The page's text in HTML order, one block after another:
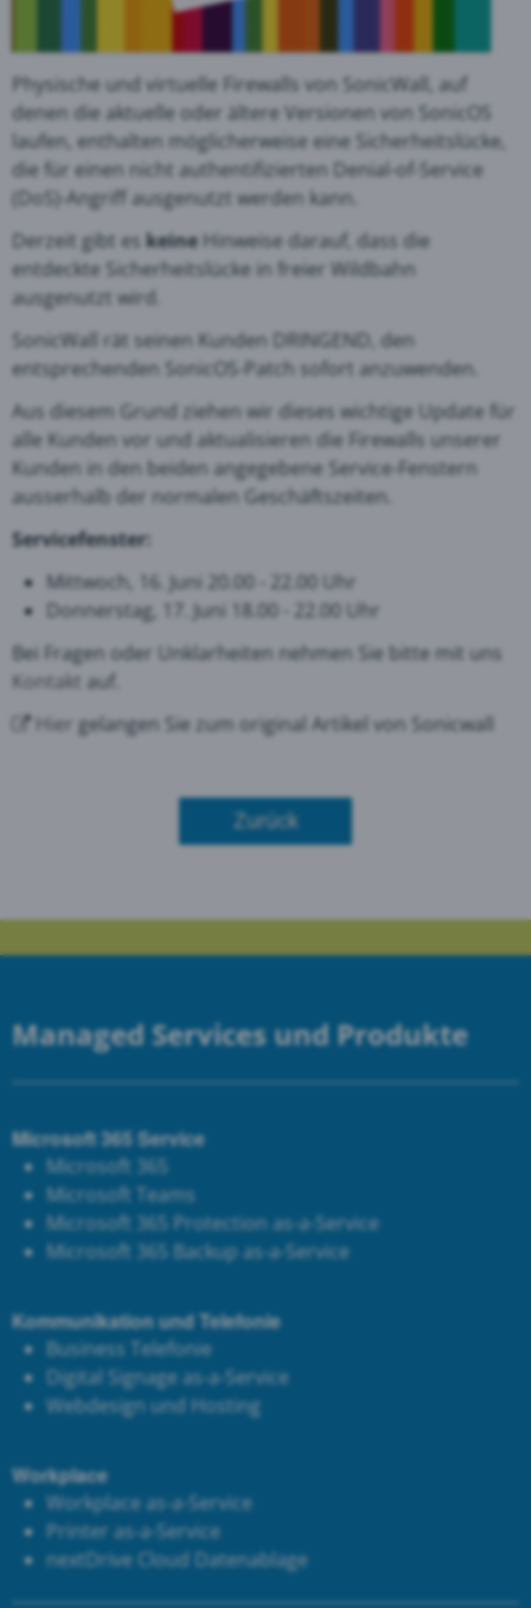
Physische und virtuelle Firewalls von SonicWall, auf
denen die aktuelle oder ältere Versionen von SonicOS
laufen, enthalten möglicherweise eine Sicherheitslücke,
die für einen nicht authentifizierten Denial-of-Service
(DoS)-Angriff ausgenutzt werden kann.
Derzeit gibt es keineHinweise darauf, dass die
entdeckte Sicherheitslücke in freier Wildbahn
ausgenutzt wird.
SonicWall rät seinen Kunden DRINGEND, den
entsprechenden SonicOS-Patch sofort anzuwenden.
Aus diesem Grund ziehen wir dieses wichtige Update für
alle Kunden vor und aktualisieren die Firewalls unserer
Kunden in den beiden angegebene Service-Fenstern
ausserhalb der normalen Geschäftszeiten.
Servicefenster:
Mittwoch, 16. Juni 20.00 - 22.00 Uhr
Donnerstag, 17. Juni 18.00 - 22.00 Uhr
Bei Fragen oder Unklarheiten nehmen Sie bitte mit uns
Kontakt auf.
Hier gelangen Sie zum original Artikel von Sonicwall
Zurück
Managed Services und Produkte
Microsoft 365 Service
Microsoft 365
Microsoft Teams
Microsoft 365 Protection as-a-Service
Microsoft 365 Backup as-a-Service
Kommunikation und Telefonie
Business Telefonie
Digital Signage as-a-Service
Webdesign und Hosting
Workplace
Workplace as-a-Service
Printer as-a-Service
nextDrive Cloud Datenablage